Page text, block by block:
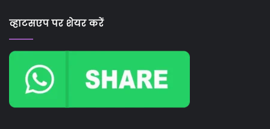
व्हाटसएप पर शेयर करें